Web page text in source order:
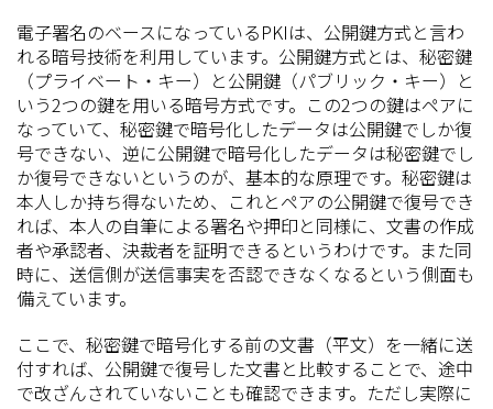
電子署名のベースになっているPKIは、公開鍵方式と言わ
れる暗号技術を利用しています。公開鍵方式とは、秘密鍵
（プライベート・キー）と公開鍵（パブリック・キー）と
いう2つの鍵を用いる暗号方式です。この2つの鍵はペアに
なっていて、秘密鍵で暗号化したデータは公開鍵でしか復
号できない、逆に公開鍵で暗号化したデータは秘密鍵でし
か復号できないというのが、基本的な原理です。秘密鍵は
本人しか持ち得ないため、これとペアの公開鍵で復号でき
れば、本人の自筆による署名や押印と同様に、文書の作成
者や承認者、決裁者を証明できるというわけです。また同
時に、送信側が送信事実を否認できなくなるという側面も
備えています。
ここで、秘密鍵で暗号化する前の文書（平文）を一緒に送
付すれば、公開鍵で復号した文書と比較することで、途中
で改ざんされていないことも確認できます。ただし実際に